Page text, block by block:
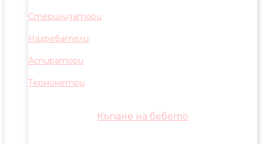
Стерилизатори
Нагреватели
Аспиратори
Термометри
Къпане на бебето